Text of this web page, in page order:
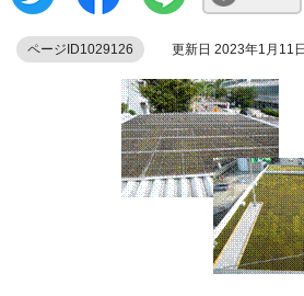
ページID1029126 更新日 2023年1月11日